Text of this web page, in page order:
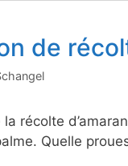
de
récolte
Quelle